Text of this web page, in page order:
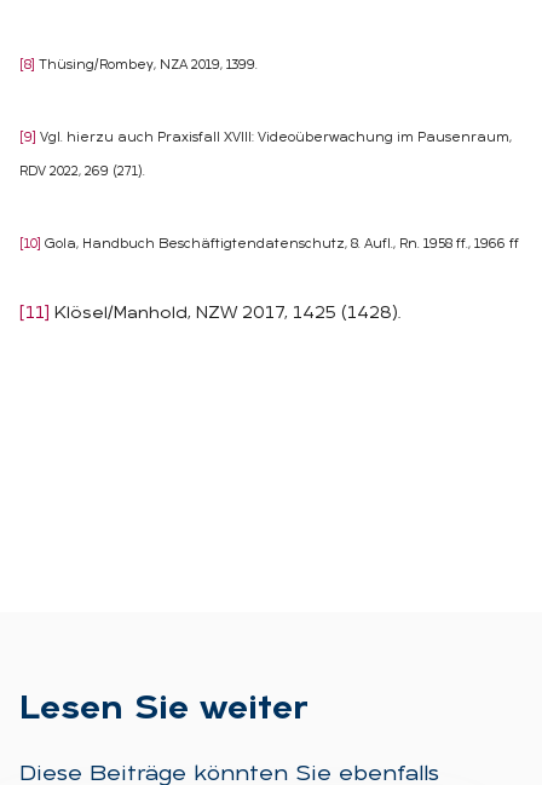
[8] Thüsing/Rombey, NZA 2019, 1399.
[9] Vgl. hierzu auch Praxisfall XVIII: Videoüberwachung im Pausenraum,
RDV 2022, 269 (271).
[10] Gola, Handbuch Beschäftigtendatenschutz, 8. Aufl., Rn. 1958 ff., 1966 ff
[11] Klösel/Manhold, NZW 2017, 1425 (1428).
Le­sen Sie wei­ter
Diese Beiträge könnten Sie ebenfalls